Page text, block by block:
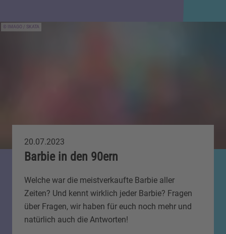
IMAGO / SKATA
20.07.2023
Barbie in den 90ern
Welche war die meistverkaufte Barbie aller
Zeiten? Und kennt wirklich jeder Barbie? Fragen
über Fragen, wir haben für euch noch mehr und
natürlich auch die Antworten!